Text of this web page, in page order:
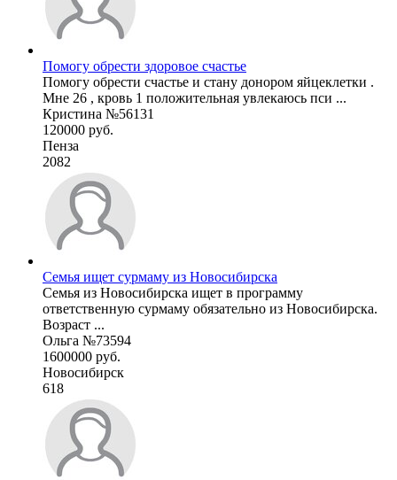
Помогу обрести здоровое счастье
Помогу обрести счастье и стану донором яйцеклетки .
Мне 26 , кровь 1 положительная увлекаюсь пси ...
Кристина №56131
120000 руб.
Пенза
2082
Семья ищет сурмаму из Новосибирска
Семья из Новосибирска ищет в программу
ответственную сурмаму обязательно из Новосибирска.
Возраст ...
Ольга №73594
1600000 руб.
Новосибирск
618